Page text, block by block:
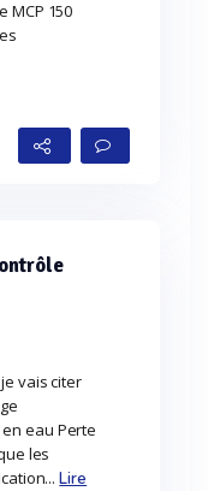
MCP 150
vais citer
eau Perte
les
Lire